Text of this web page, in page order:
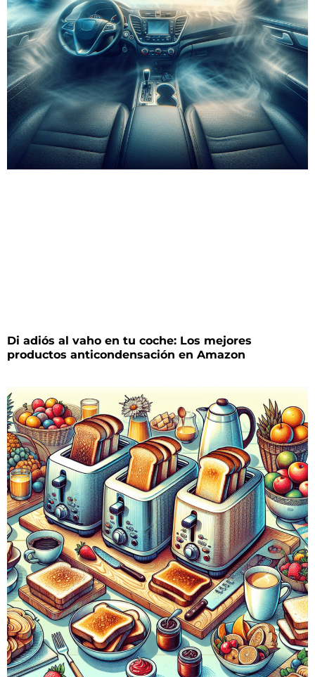
Di adiós al vaho en tu coche: Los mejores
productos anticondensación en Amazon